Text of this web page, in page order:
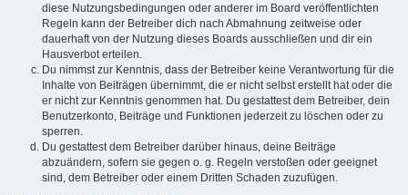
diese Nutzungsbedingungen oder anderer im Board veröffentlichten
Regeln kann der Betreiber dich nach Abmahnung zeitweise oder
dauerhaft von der Nutzung dieses Boards ausschließen und dir ein
Hausverbot erteilen.
Du nimmst zur Kenntnis, dass der Betreiber keine Verantwortung für die
Inhalte von Beiträgen übernimmt, die er nicht selbst erstellt hat oder die
er nicht zur Kenntnis genommen hat. Du gestattest dem Betreiber, dein
Benutzerkonto, Beiträge und Funktionen jederzeit zu löschen oder zu
sperren.
Du gestattest dem Betreiber darüber hinaus, deine Beiträge
abzuändern, sofern sie gegen o. g. Regeln verstoßen oder geeignet
sind, dem Betreiber oder einem Dritten Schaden zuzufügen.